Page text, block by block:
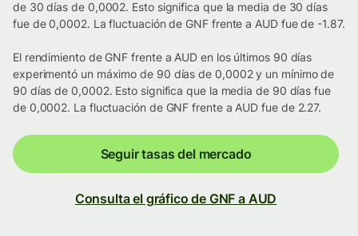
de 30 días de 0,0002. Esto significa que la media de 30 días
fue de 0,0002. La fluctuación de GNF frente a AUD fue de -1.87.
El rendimiento de GNF frente a AUD en los últimos 90 días
experimentó un máximo de 90 días de 0,0002 y un mínimo de
90 días de 0,0002. Esto significa que la media de 90 días fue
de 0,0002. La fluctuación de GNF frente a AUD fue de 2.27.
Seguir tasas del mercado
Consulta el gráfico de GNF a AUD